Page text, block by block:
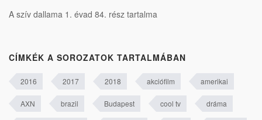
A szív dallama 1. évad 84. rész tartalma
CÍMKÉK A SOROZATOK TARTALMÁBAN
2016 2017 2018 akciófilm amerikai
AXN brazil Budapest cool tv dráma